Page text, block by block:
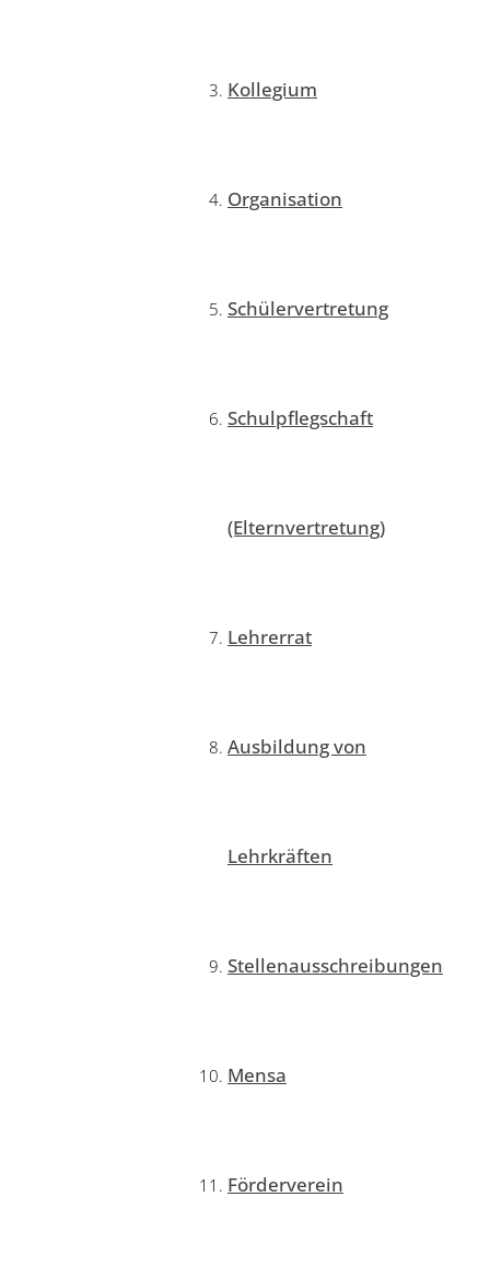
Kollegium
Organisation
Schülervertretung
Schulpflegschaft
(Elternvertretung)
Lehrerrat
Ausbildung von
Lehrkräften
Stellenausschreibungen
Mensa
Förderverein